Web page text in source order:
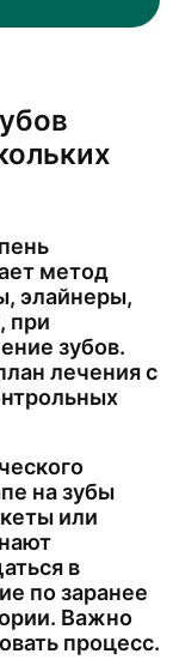
метод
элайнеры,
при
зубов.
лечения с
на зубы
или
в
по заранее
Важно
процесс.